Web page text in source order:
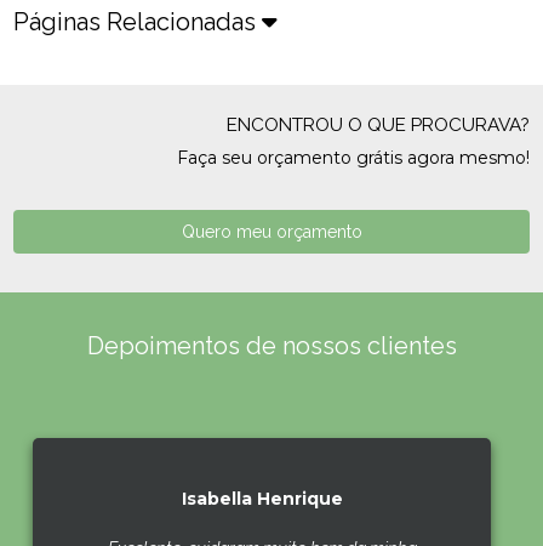
Páginas Relacionadas
ENCONTROU O QUE PROCURAVA?
Faça seu orçamento grátis agora mesmo!
Quero meu orçamento
Depoimentos de nossos clientes
Isabella Henrique